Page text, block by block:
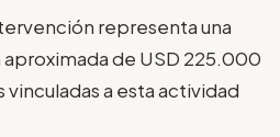
representa una
de USD 225.000
vinculadas a esta actividad